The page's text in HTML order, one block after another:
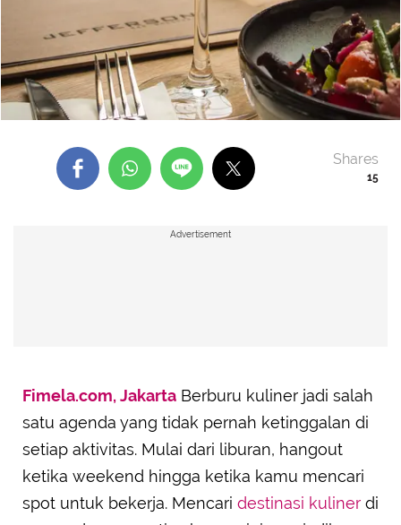
15
Shares
Advertisement
Fimela.com, Jakarta Berburu kuliner jadi salah
satu agenda yang tidak pernah ketinggalan di
setiap aktivitas. Mulai dari liburan, hangout
ketika weekend hingga ketika kamu mencari
spot untuk bekerja. Mencari destinasi kuliner di